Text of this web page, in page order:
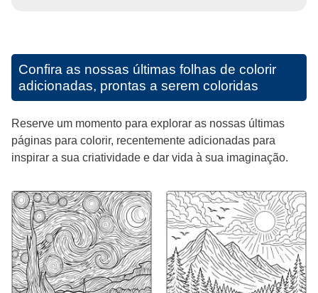
Confira as nossas últimas folhas de colorir
adicionadas, prontas a serem coloridas
Reserve um momento para explorar as nossas últimas
páginas para colorir, recentemente adicionadas para
inspirar a sua criatividade e dar vida à sua imaginação.